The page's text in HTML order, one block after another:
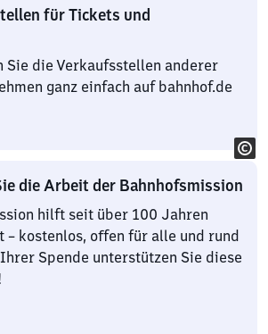
für Tickets und
Sie die Verkaufsstellen anderer
ganz einfach auf bahnhof.de
die Arbeit der Bahnhofsmission
hilft seit über 100 Jahren
– kostenlos, offen für alle und rund
Spende unterstützen Sie diese